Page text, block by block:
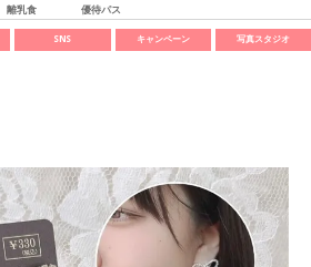
離乳食 優待パス
SNS キャンペーン 写真スタジオ